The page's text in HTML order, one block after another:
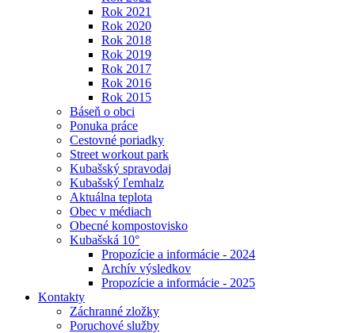
Rok 2021
Rok 2020
Rok 2018
Rok 2019
Rok 2017
Rok 2016
Rok 2015
Báseň o obci
Ponuka práce
Cestovné poriadky
Street workout park
Kubašský spravodaj
Kubašský ľemhalz
Aktuálna teplota
Obec v médiach
Obecné kompostovisko
Kubašská 10°
Propozície a informácie - 2024
Archív výsledkov
Propozície a informácie - 2025
Kontakty
Záchranné zložky
Poruchové služby